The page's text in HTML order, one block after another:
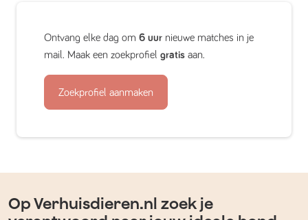
Ontvang elke dag om 6 uur nieuwe matches in je
mail. Maak een zoekprofiel gratis aan.
Zoekprofiel aanmaken
Op Verhuisdieren.nl zoek je